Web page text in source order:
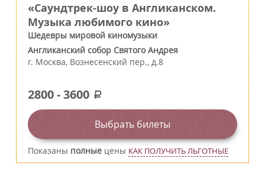
«Саундтрек-шоу в Англиканском.
Музыка любимого кино»
Шедевры мировой киномузыки
Англиканский собор Святого Андрея
г. Москва, Вознесенский пер., д.8
2800-3600 a
Выбрать билеты
Показаны полные цены КАК ПОЛУЧИТЬ ЛЬГОТНЫЕ